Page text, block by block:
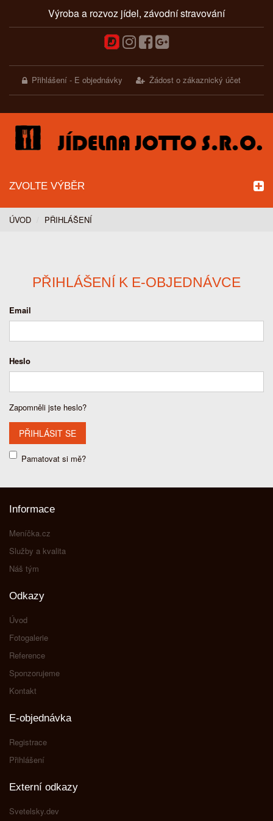
Výroba a rozvoz jídel, závodní stravování
Přihlášení - E objednávky Žádost o zákaznický účet
ZVOLTE VÝBĚR
ÚVOD PŘIHLÁŠENÍ
PŘIHLÁŠENÍ K E-OBJEDNÁVCE
Email
Heslo
Zapomněli jste heslo?
Pamatovat si mě?
Informace
Meníčka.cz
Služby a kvalita
Náš tým
Odkazy
Úvod
Fotogalerie
Reference
Sponzorujeme
Kontakt
E-objednávka
Registrace
Přihlášení
Externí odkazy
Svetelsky.dev